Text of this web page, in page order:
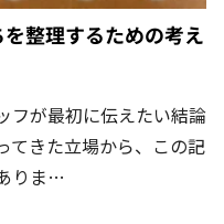
整理するための考え
フが最初に伝えたい結論
てきた立場から、この記
りま…